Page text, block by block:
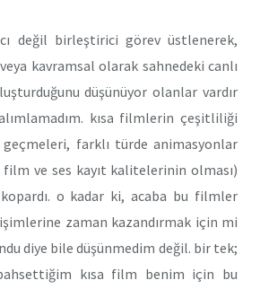
değil birleştirici görev üstlenerek,
kavramsal olarak sahnedeki canlı
düşünüyor olanlar vardır
kısa filmlerin çeşitliliği
farklı türde animasyonlar
ve ses kayıt kalitelerinin olması)
o kadar ki, acaba bu filmler
zaman kazandırmak için mi
diye bile düşünmedim değil. bir tek;
bahsettiğim kısa film benim için bu